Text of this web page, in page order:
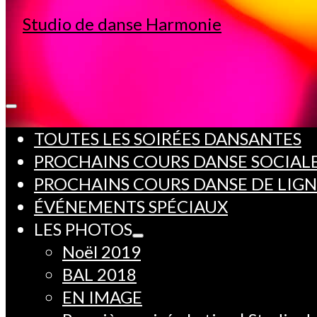
TOUTES LES SOIRÉES DANSANTES
PROCHAINS COURS DANSE
PROCHAINS COURS DANSE DE
ÉVÉNEMENTS SPÉCIAUX
LES PHOTOS
Noël 2019
BAL 2018
EN IMAGE